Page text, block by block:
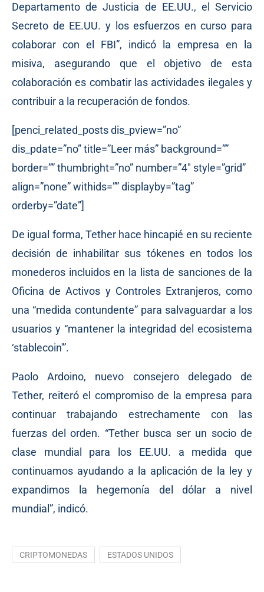
Departamento de Justicia de EE.UU., el Servicio
Secreto de EE.UU. y los esfuerzos en curso para
colaborar con el FBI”, indicó la empresa en la
misiva, asegurando que el objetivo de esta
colaboración es combatir las actividades ilegales y
contribuir a la recuperación de fondos.
[penci_related_posts dis_pview=”no”
dis_pdate=”no” title=”Leer más” background=””
border=”” thumbright=”no” number=”4″ style=”grid”
align=”none” withids=”” displayby=”tag”
orderby=”date”]
De igual forma, Tether hace hincapié en su reciente
decisión de inhabilitar sus tókenes en todos los
monederos incluidos en la lista de sanciones de la
Oficina de Activos y Controles Extranjeros, como
una “medida contundente” para salvaguardar a los
usuarios y “mantener la integridad del ecosistema
‘stablecoin'”.
Paolo Ardoino, nuevo consejero delegado de
Tether, reiteró el compromiso de la empresa para
continuar trabajando estrechamente con las
fuerzas del orden. “Tether busca ser un socio de
clase mundial para los EE.UU. a medida que
continuamos ayudando a la aplicación de la ley y
expandimos la hegemonía del dólar a nivel
mundial”, indicó.
CRIPTOMONEDAS ESTADOS UNIDOS